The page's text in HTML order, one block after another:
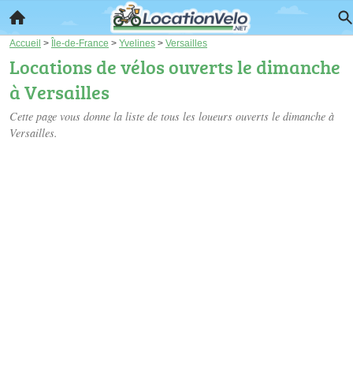
Accueil > Île-de-France > Yvelines > Versailles
Locations de vélos ouverts le dimanche
à Versailles
Cette page vous donne la liste de tous les loueurs ouverts le dimanche à
Versailles.